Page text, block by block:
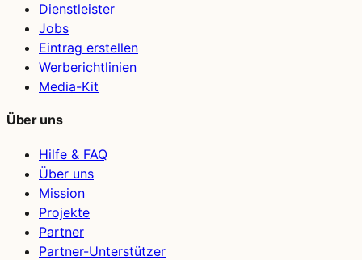
Dienstleister
Jobs
Eintrag erstellen
Werberichtlinien
Media-Kit
Über uns
Hilfe & FAQ
Über uns
Mission
Projekte
Partner
Partner-Unterstützer